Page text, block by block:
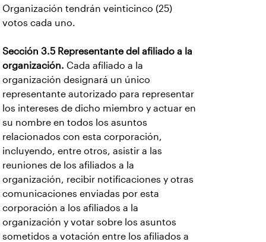
Organización tendrán veinticinco (25)
votos cada uno.
Sección 3.5 Representante del afiliado a la
organización. Cada afiliado a la
organización designará un único
representante autorizado para representar
los intereses de dicho miembro y actuar en
su nombre en todos los asuntos
relacionados con esta corporación,
incluyendo, entre otros, asistir a las
reuniones de los afiliados a la
organización, recibir notificaciones y otras
comunicaciones enviadas por esta
corporación a los afiliados a la
organización y votar sobre los asuntos
sometidos a votación entre los afiliados a